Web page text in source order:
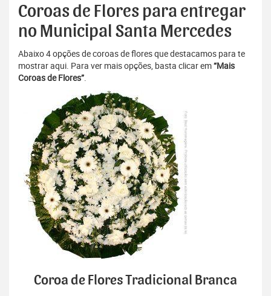
Coroas de Flores para entregar
no Municipal Santa Mercedes
Abaixo 4 opções de coroas de flores que destacamos para te
mostrar aqui. Para ver mais opções, basta clicar em“Mais
Coroas de Flores”.
Coroa de Flores Tradicional Branca